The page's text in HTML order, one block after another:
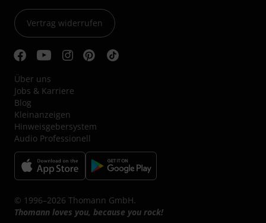
Vertrag widerrufen
Über uns
Jobs & Karriere
Blog
Kleinanzeigen
Hinweisgebersystem
Audio Professionell
© 1996–2026 Thomann GmbH.
Thomann loves you, because you rock!